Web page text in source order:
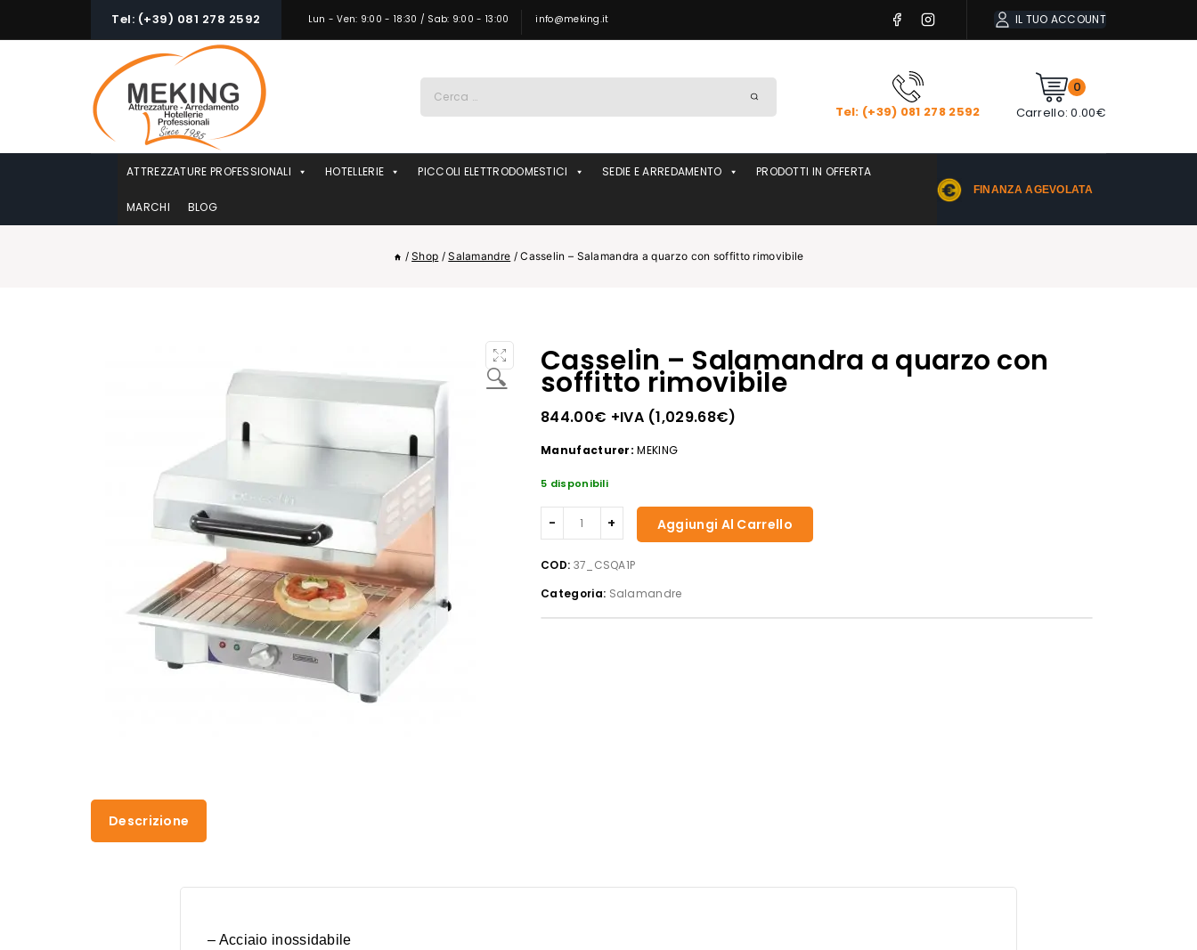
Tel: (+39) 081 278 2592 Lun - Ven: 9:00 - 18:30 / Sab: 9:00 - 13:00 info@meking.it IL TUO ACCOUNT
per:
Tel: (+39) 081 278 2592
0
Carrello: 0.00€
ATTREZZATURE PROFESSIONALI HOTELLERIE PICCOLI ELETTRODOMESTICI SEDIE E ARREDAMENTO PRODOTTI IN OFFERTA
MARCHI BLOG
FINANZA AGEVOLATA
/ Shop / Salamandre / Casselin – Salamandra a quarzo con soffitto rimovibile
🔍 Casselin – Salamandra a quarzo con
soffitto rimovibile
844.00€ +IVA (1,029.68€)
Manufacturer: MEKING
5 disponibili
Casselin
-
quarzo
con
Aggiungi Al Carrello
COD: 37_CSQA1P
Categoria: Salamandre
Descrizione
– Acciaio inossidabile